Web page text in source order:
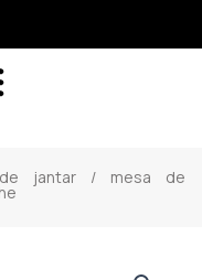
jantar/ mesa de